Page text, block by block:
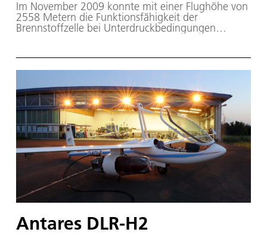
Im November 2009 konnte mit einer Flughöhe von
2558 Metern die Funktionsfähigkeit der
Brennstoffzelle bei Unterdruckbedingungen
Antares DLR-H2